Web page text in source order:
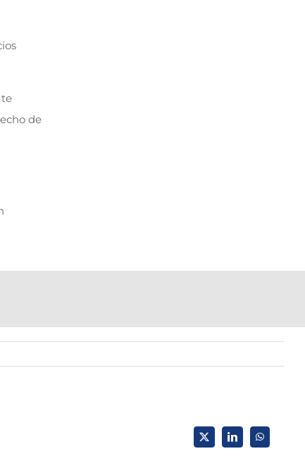
de
X LinkedInWhatsApp